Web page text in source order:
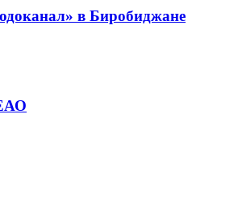
в Биробиджане